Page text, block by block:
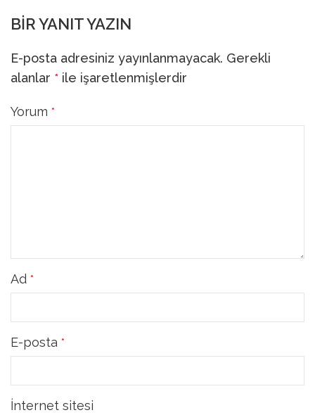
BIR YANIT YAZIN
E-posta adresiniz yayınlanmayacak. Gerekli
alanlar * ile işaretlenmişlerdir
Yorum *
Ad *
E-posta *
İnternet sitesi